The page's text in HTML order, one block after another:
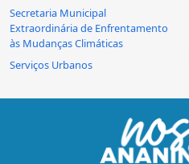
Secretaria Municipal
Extraordinária de Enfrentamento
às Mudanças Climáticas
Serviços Urbanos